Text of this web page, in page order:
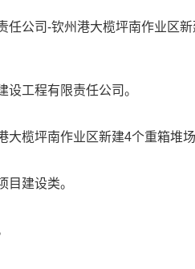
任公司-钦州港大榄坪南作业区
设工程有限责任公司。
大榄坪南作业区新建4个重箱堆
目建设类。